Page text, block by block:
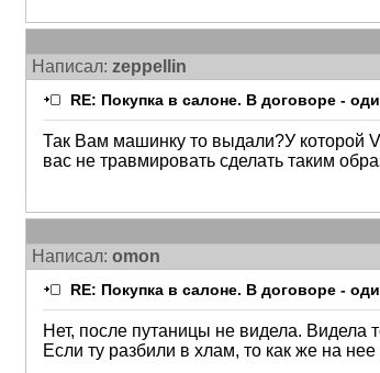
Написал: zeppellin
RE: Покупка в салоне. В договоре -
Так Вам машинку то выдали?У которой
вас не травмировать сделать таким
Написал: omon
RE: Покупка в салоне. В договоре -
Нет, после путаницы не видела. Видела
Если ту разбили в хлам, то как же на